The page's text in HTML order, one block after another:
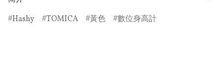
Hashy
TOMICA 黃色 數位身高計